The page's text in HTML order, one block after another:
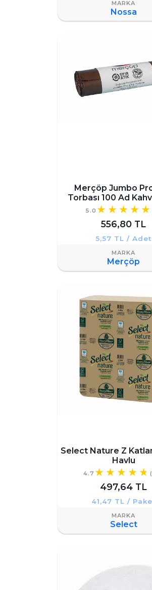
Nossa
Merçöp Jumbo
Torbası 100 Ad
5.0
556,80 TL
5,57 TL / Adet
Merçöp
Select Nature Z
Havlu
4.7
497,64 TL
41,47 TL /
Select